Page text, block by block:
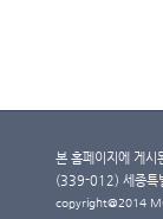
본 홈페이지에 게시
(339-012) 세종특
copyright@2014